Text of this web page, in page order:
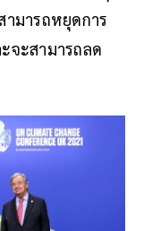
ามารถหยุดการ
จะสามารถลด